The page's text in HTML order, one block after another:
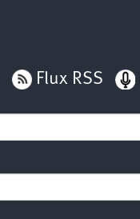
Flux RSS